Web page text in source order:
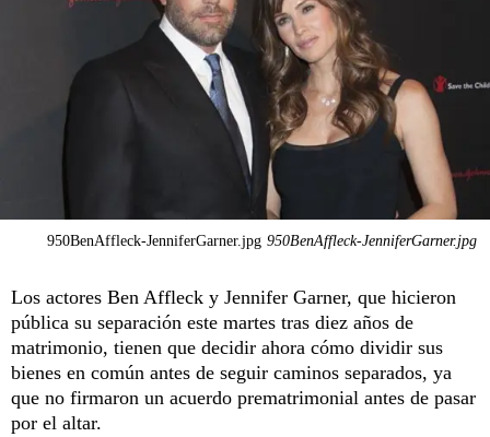
950BenAffleck-JenniferGarner.jpg 950BenAffleck-JenniferGarner.jpg
Los actores Ben Affleck y Jennifer Garner, que hicieron
pública su separación este martes tras diez años de
matrimonio, tienen que decidir ahora cómo dividir sus
bienes en común antes de seguir caminos separados, ya
que no firmaron un acuerdo prematrimonial antes de pasar
por el altar.